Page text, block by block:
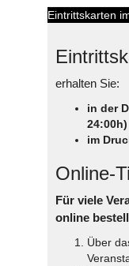
Eintrittskarten
erhalten Sie:
in der
24:00h)
im
Online-
Für viele
online
Über